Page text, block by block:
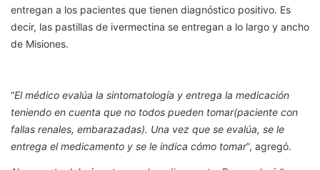
entregan a los pacientes que tienen diagnóstico positivo. Es
decir, las pastillas de ivermectina se entregan a lo largo y ancho
de Misiones.
“El médico evalúa la sintomatología y entrega la medicación
teniendo en cuenta que no todos pueden tomar(paciente con
fallas renales, embarazadas). Una vez que se evalúa, se le
entrega el medicamento y se le indica cómo tomar”, agregó.